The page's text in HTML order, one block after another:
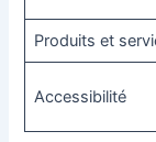
Produits et
Accessibilité